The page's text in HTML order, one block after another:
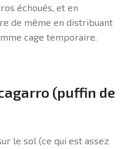
échoués, et en
de même en distribuant
cage temporaire.
(puffin de
le sol (ce qui est assez